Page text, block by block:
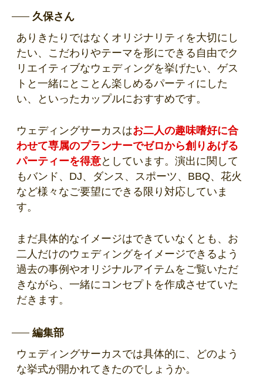
久保さん
ありきたりではなくオリジナリティを大切にし
たい、こだわりやテーマを形にできる自由でク
リエイティブなウェディングを挙げたい、ゲス
トと一緒にとことん楽しめるパーティにした
い、といったカップルにおすすめです。
ウェディングサーカスはお二人の趣味嗜好に合
わせて専属のプランナーでゼロから創りあげる
パーティーを得意としています。演出に関して
もバンド、DJ、ダンス、スポーツ、BBQ、花火
など様々なご要望にできる限り対応していま
す。
まだ具体的なイメージはできていなくとも、お
二人だけのウェディングをイメージできるよう
過去の事例やオリジナルアイテムをご覧いただ
きながら、一緒にコンセプトを作成させていた
だきます。
編集部
ウェディングサーカスでは具体的に、どのよう
な挙式が開かれてきたのでしょうか。